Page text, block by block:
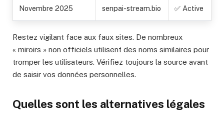
Novembre 2025 senpai-stream.bio ✅ Active
Restez vigilant face aux faux sites. De nombreux
« miroirs » non officiels utilisent des noms similaires pour
tromper les utilisateurs. Vérifiez toujours la source avant
de saisir vos données personnelles.
Quelles sont les alternatives légales